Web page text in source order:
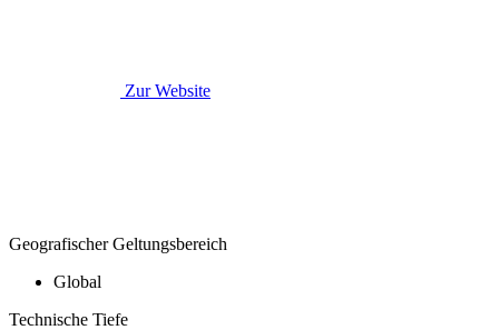
Zur Website
Geografischer Geltungsbereich
Global
Technische Tiefe